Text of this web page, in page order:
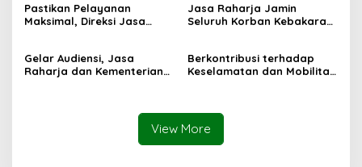
PHC Surabaya
Pastikan Pelayanan
Maksimal, Direksi Jasa
Sentosa II
Jasa Raharja Jamin
Seluruh Korban Kebakaran
Gelar Audiensi, Jasa
Raharja dan Kementerian
Berkontribusi terhadap
Keselamatan dan Mobilitas
Awards 2026
View More